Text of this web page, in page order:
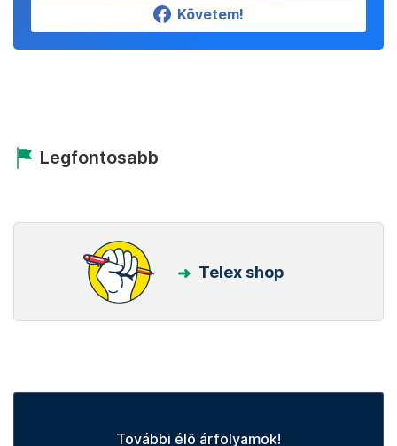
Követem!
Legfontosabb
Telex shop
További élő árfolyamok!